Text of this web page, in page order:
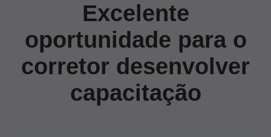
Excelente
oportunidade para o
corretor desenvolver
capacitação